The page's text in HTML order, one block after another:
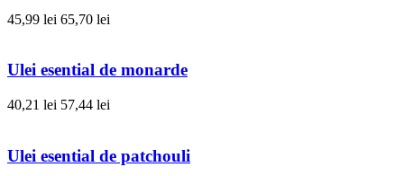
45,99 lei 65,70 lei
Ulei esential de monarde
40,21 lei 57,44 lei
Ulei esential de patchouli